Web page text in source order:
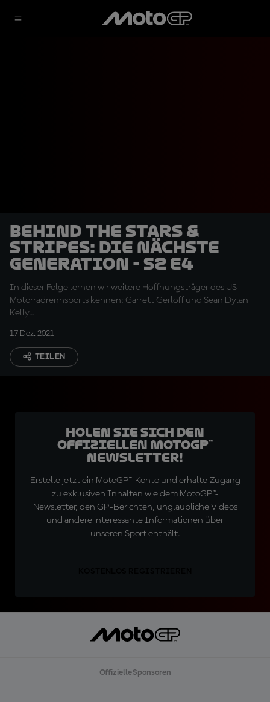
Behind The Stars &
Stripes: Die nächste
Generation - S2 E4
In dieser Folge lernen wir weitere Hoffnungsträger des US-
Motorradrennsports kennen: Garrett Gerloff und Sean Dylan
Kelly...
17 Dez. 2021
TEILEN
Holen Sie sich den
offiziellen MotoGP™
Newsletter!
Erstelle jetzt ein MotoGP™-Konto und erhalte Zugang
zu exklusiven Inhalten wie dem MotoGP™-
Newsletter, den GP-Berichten, unglaubliche Videos
und andere interessante Informationen über
unseren Sport enthält.
Offizielle Sponsoren